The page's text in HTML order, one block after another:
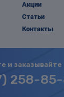
Акции
Статьи
Контакты
и заказывайте
258-